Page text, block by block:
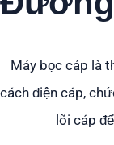
Máy bọc cáp là
cách điện cáp,
lõi cáp